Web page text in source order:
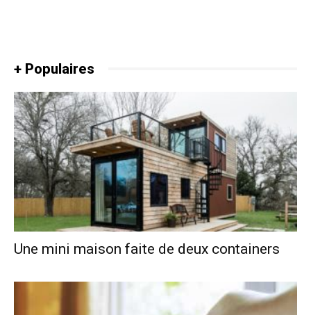
+ Populaires
Une mini maison faite de deux containers